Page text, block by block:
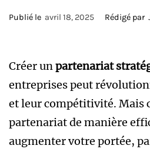
Publié le avril 18, 2025 Rédigé par
Créer unpartenariat
entreprises peut
et leur compétitivité. Mais
partenariat de manière
augmenter votre portée,